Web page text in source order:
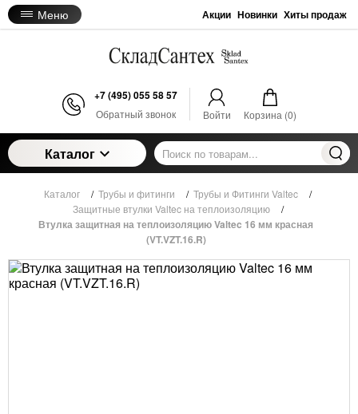
Меню Акции Новинки Хиты продаж
+7 (495) 055 58 57
Обратный звонок Войти Корзина (0)
Каталог
Каталог / Трубы и фитинги / Трубы и Фитинги Valtec
/
Защитные втулки Valtec на теплоизоляцию
/
Втулка защитная на теплоизоляцию Valtec 16 мм красная
(VT.VZT.16.R)